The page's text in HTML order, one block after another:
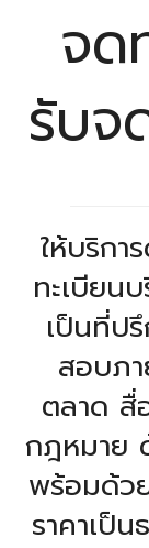
จด
รับจ
ให้บริกา
ทะเบียน
เป็นที่ป
สอบภ
ตลาด สื่
กฎหมาย
พร้อมด้ว
ราคาเป็